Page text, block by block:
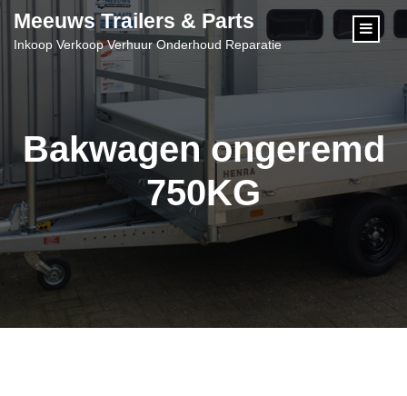
Meeuws Trailers & Parts
Inkoop Verkoop Verhuur Onderhoud Reparatie
Bakwagen ongeremd
750KG